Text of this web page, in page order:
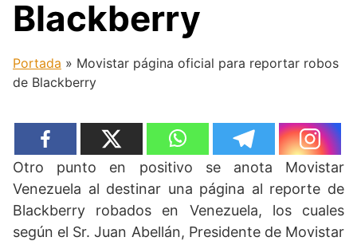
Blackberry
Portada » Movistar página oficial para reportar robos
de Blackberry
Otro punto en positivo se anota Movistar
Venezuela al destinar una página al reporte de
Blackberry robados en Venezuela, los cuales
según el Sr. Juan Abellán, Presidente de Movistar